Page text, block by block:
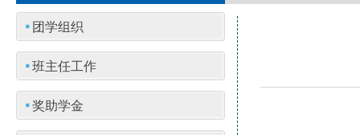
团学组织
班主任工作
奖助学金